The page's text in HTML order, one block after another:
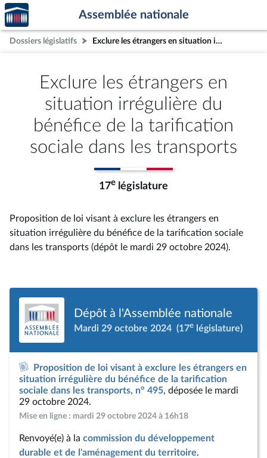
Aller au contenu
Aller en bas de la page
Accèder
à la
page
d'accueil
Assemblée nationale
Dossiers législatifs Exclure les étrangers en situation irrégulière du bénéfice de la tarification sociale dans les transports
Exclure les étrangers en
situation irrégulière du
bénéfice de la tarification
sociale dans les transports
17e législature
Proposition de loi visant à exclure les étrangers en
situation irrégulière du bénéfice de la tarification sociale
dans les transports (dépôt le mardi 29 octobre 2024).
Dépôt à l'Assemblée nationale
Mardi 29 octobre 2024 (17e législature)
Proposition de loi visant à exclure les étrangers en
situation irrégulière du bénéfice de la tarification
sociale dans les transports, n° 495, déposée le mardi
29 octobre 2024.
Mise en ligne : mardi 29 octobre 2024 à 16h18
Renvoyé(e) à la commission du développement
durable et de l'aménagement du territoire.